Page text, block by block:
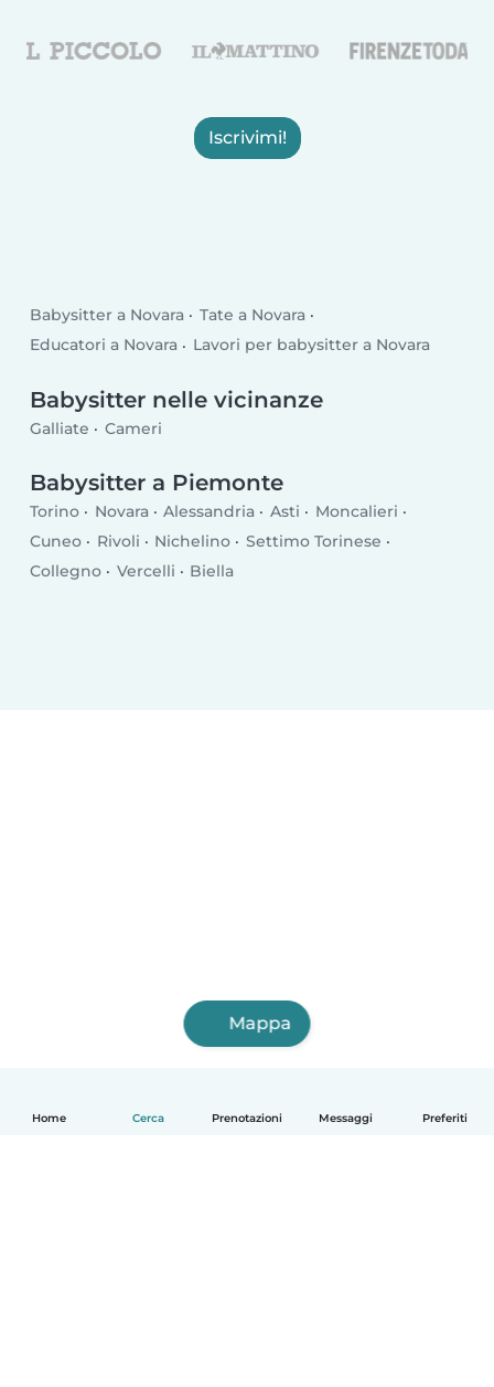
Home Cerca Prenotazioni Messaggi Preferiti
Iscrivimi!
Babysitter a Novara
Tate a Novara
Educatori a Novara
Lavori per babysitter a Novara
Babysitter nelle vicinanze
Galliate Cameri
Babysitter a Piemonte
Torino Novara Alessandria Asti
Moncalieri
Cuneo
Rivoli Nichelino
Settimo Torinese
Collegno
Vercelli Biella
Mappa